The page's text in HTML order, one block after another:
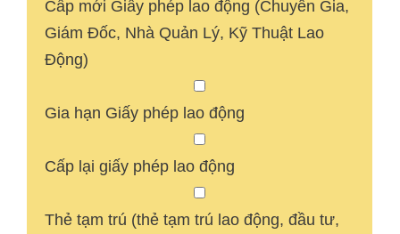
Cấp mới Giấy phép lao động (Chuyên Gia,
Giám Đốc, Nhà Quản Lý, Kỹ Thuật Lao
Động)
Gia hạn Giấy phép lao động
Cấp lại giấy phép lao động
Thẻ tạm trú (thẻ tạm trú lao động, đầu tư,